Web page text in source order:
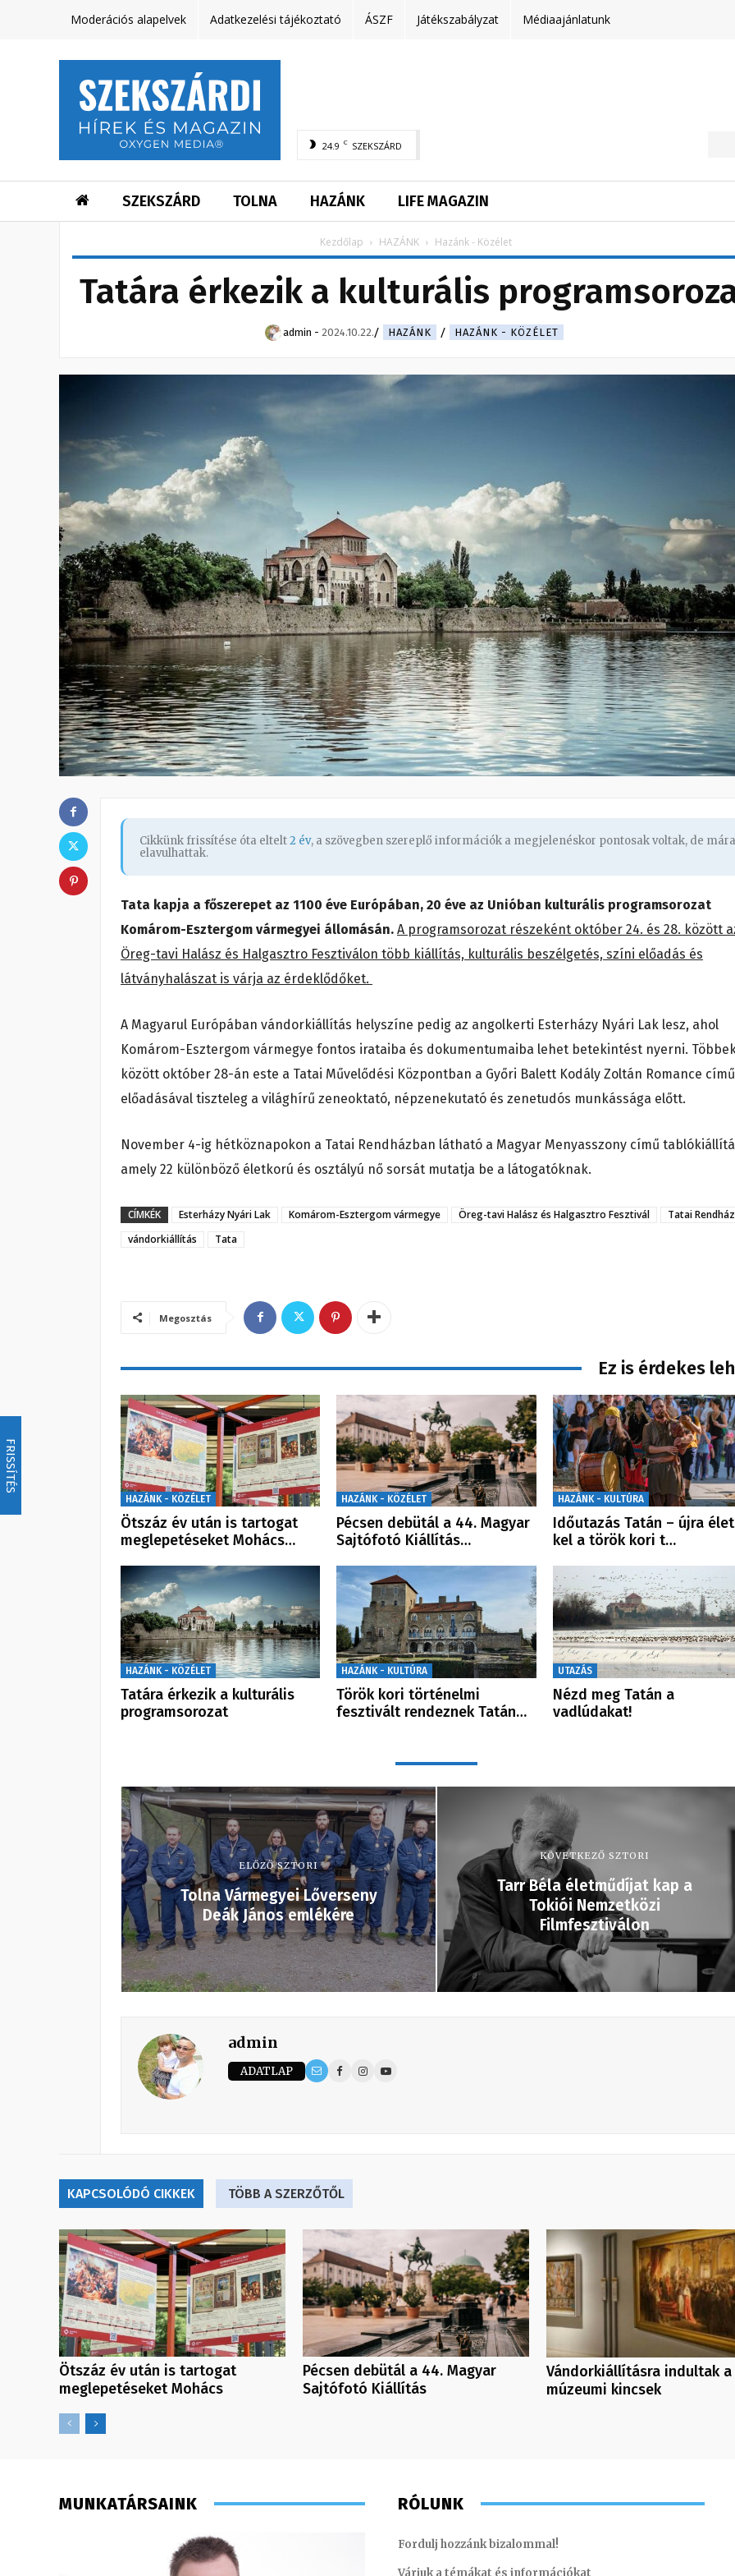
FRISSÍTÉS
Moderációs alapelvek Adatkezelési tájékoztató ÁSZF Játékszabályzat Médiaajánlatunk
24.9 C SZEKSZÁRD
SZEKSZÁRD TOLNA HAZÁNK LIFE MAGAZIN
Kezdőlap HAZÁNK Hazánk - Közélet
Tatára érkezik a kulturális
admin - 2024.10.22. HAZÁNK HAZÁNK - KÖZÉLET
Cikkünk frissítése óta eltelt2 év, a szövegben szereplő információk a megjelenéskor pontosak voltak, de mára
elavulhattak.
Tata kapja a főszerepet az 1100 éve Európában, 20 éve az Unióban kulturális programsorozat
Komárom-Esztergom vármegyei állomásán. A programsorozat részeként október 24. és 28. között
Öreg-tavi Halász és Halgasztro Fesztiválon több kiállítás, kulturális beszélgetés, színi előadás és
látványhalászat is várja az érdeklődőket.
A Magyarul Európában vándorkiállítás helyszíne pedig az angolkerti Esterházy Nyári Lak lesz, ahol
Komárom-Esztergom vármegye fontos irataiba és dokumentumaiba lehet betekintést nyerni.
között október 28-án este a Tatai Művelődési Központban a Győri Balett Kodály Zoltán Romance című
előadásával tiszteleg a világhírű zeneoktató, népzenekutató és zenetudós munkássága előtt.
November 4-ig hétköznapokon a Tatai Rendházban látható a Magyar Menyasszony című
amely 22 különböző életkorú és osztályú nő sorsát mutatja be a látogatóknak.
CÍMKÉK Esterházy Nyári Lak Komárom-Esztergom vármegye Öreg-tavi Halász és Halgasztro Fesztivál
Tatai Rendház
vándorkiállítás
Tata
Megosztás
Ez is érdekes
HAZÁNK - KÖZÉLET
Ötszáz év után is tartogat
meglepetéseket Mohács…
HAZÁNK - KÖZÉLET
Pécsen debütál a 44. Magyar
Sajtófotó Kiállítás…
HAZÁNK - KULTÚRA
Időutazás Tatán – újra
kel a török kori t…
HAZÁNK - KÖZÉLET
Tatára érkezik a kulturális
programsorozat
HAZÁNK - KULTÚRA
Török kori történelmi
fesztivált rendeznek Tatán…
UTAZÁS
Nézd meg Tatán a
vadlúdakat!
ELŐZŐ SZTORI
Tolna Vármegyei Lőverseny
Deák János emlékére
KÖVETKEZŐ SZTORI
Tarr Béla életműdíjat kap a
Tokiói Nemzetközi
Filmfesztiválon
admin
ADATLAP
KAPCSOLÓDÓ CIKKEK TÖBB A SZERZŐTŐL
Ötszáz év után is tartogat
meglepetéseket Mohács
Pécsen debütál a 44. Magyar
Sajtófotó Kiállítás
Vándorkiállításra indultak a
múzeumi kincsek
MUNKATÁRSAINK RÓLUNK
Fordulj hozzánk bizalommal!
Várjuk a témákat és információkat